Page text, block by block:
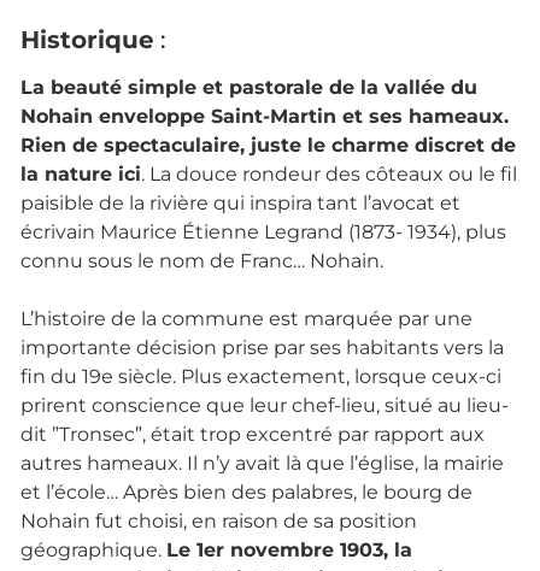
Historique :
La beauté simple et pastorale de la vallée du
Nohain enveloppe Saint-Martin et ses hameaux.
Rien de spectaculaire, juste le charme discret de
la nature ici. La douce rondeur des côteaux ou le fil
paisible de la rivière qui inspira tant l’avocat et
écrivain Maurice Étienne Legrand (1873- 1934), plus
connu sous le nom de Franc… Nohain.
L’histoire de la commune est marquée par une
importante décision prise par ses habitants vers la
fin du 19e siècle. Plus exactement, lorsque ceux-ci
prirent conscience que leur chef-lieu, situé au lieu-
dit ”Tronsec”, était trop excentré par rapport aux
autres hameaux. Il n’y avait là que l’église, la mairie
et l’école… Après bien des palabres, le bourg de
Nohain fut choisi, en raison de sa position
géographique. Le 1er novembre 1903, la